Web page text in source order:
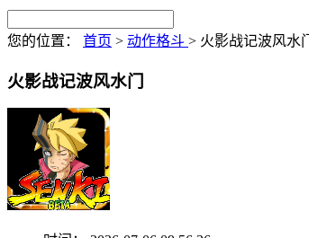
您的位置： 首页 > 动作格斗 > 火影战记波风水门
火影战记波风水门